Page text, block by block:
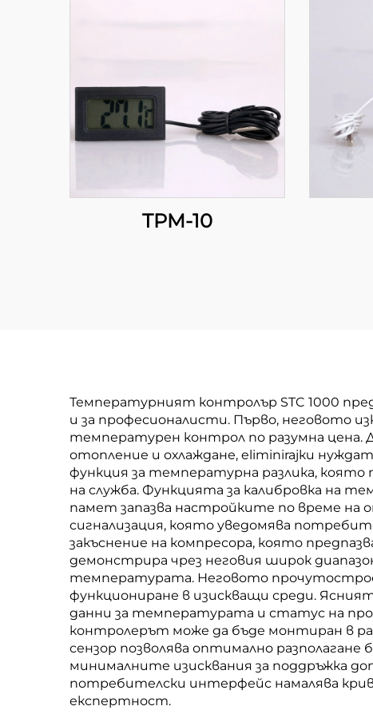
TPM-10
Температурният контролър STC 1000
и за професионалисти. Първо, неговото
температурен контрол по разумна
отопление и охлаждане, eliminirajки
функция за температурна разлика,
на служба. Функцията за калибровка на
памет запазва настройките по време
сигнализация, която уведомява
закъснение на компресора, която
демонстрира чрез неговия широк
температурата. Неговото
функциониране в изискващи среди.
данни за температурата и статус на
контролерът може да бъде монтиран в
сензор позволява оптимално
минималните изисквания за поддръжка
потребителски интерфейс намалява
експертност.